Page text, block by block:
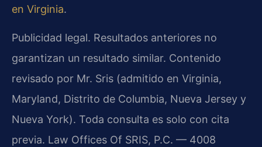
en Virginia.
Publicidad legal. Resultados anteriores no
garantizan un resultado similar. Contenido
revisado por Mr. Sris (admitido en Virginia,
Maryland, Distrito de Columbia, Nueva Jersey y
Nueva York). Toda consulta es solo con cita
previa. Law Offices Of SRIS, P.C. — 4008